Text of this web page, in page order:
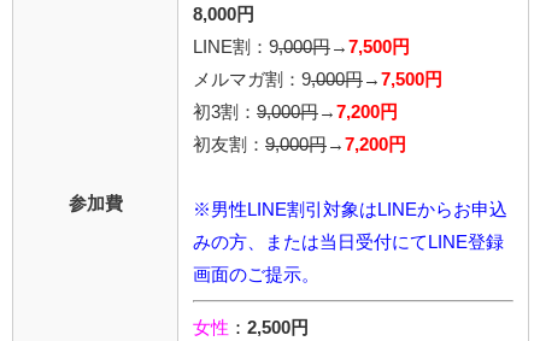
参加費
8,000円
LINE割：9,000円 → 7,500円
メルマガ割：9,000円 → 7,500円
初3割： 9,000円 → 7,200円
初友割： 9,000円 → 7,200円
※男性LINE割引対象はLINEからお申込
みの方、または当日受付にてLINE登録
画面のご提示。
女性 ： 2,500円